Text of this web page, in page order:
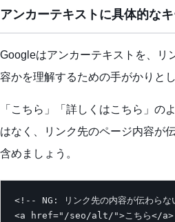
アンカーテキストに具体的な
Googleはアンカーテキストを、リ
容かを理解するための手がかりと
「こちら」「詳しくはこちら」の
はなく、リンク先のページ内容が
含めましょう。
<!-- NG: リンク先の内容が伝わら
<a href="/seo/alt/">こちら</a>